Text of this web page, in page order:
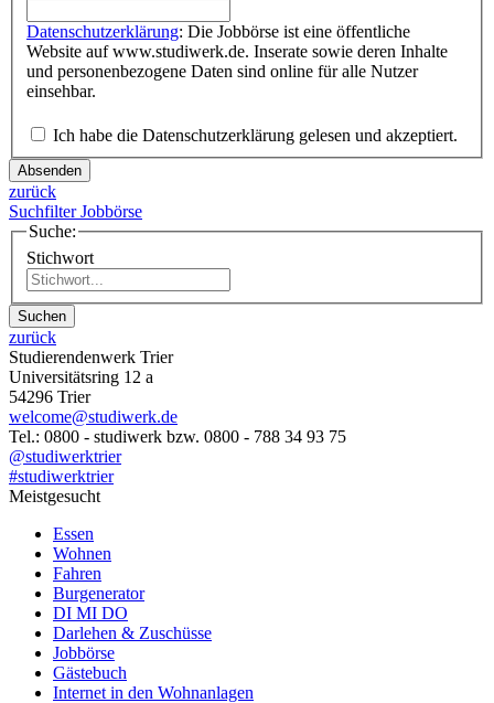
Datenschutzerklärung: Die Jobbörse ist eine öffentliche
Website auf www.studiwerk.de. Inserate sowie deren Inhalte
und personenbezogene Daten sind online für alle Nutzer
einsehbar.
Ich habe die Datenschutzerklärung gelesen und akzeptiert.
Absenden
zurück
Suchfilter Jobbörse
Suche:
Stichwort
Suchen
zurück
Studierendenwerk Trier
Universitätsring 12 a
54296 Trier
welcome@studiwerk.de
Tel.: 0800 - studiwerk bzw. 0800 - 788 34 93 75
@studiwerktrier
#studiwerktrier
Meistgesucht
Essen
Wohnen
Fahren
Burgenerator
DI MI DO
Darlehen & Zuschüsse
Jobbörse
Gästebuch
Internet in den Wohnanlagen